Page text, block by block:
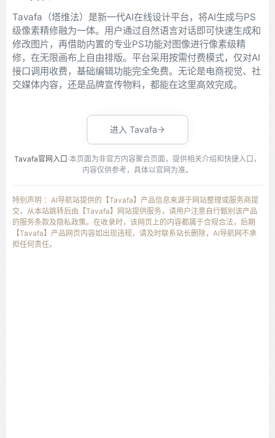
Tavafa（塔维法）是新一代AI在线设计平台，将AI生成与PS
级像素精修融为一体。用户通过自然语言对话即可快速生成和
修改图片，再借助内置的专业PS功能对图像进行像素级精
修，在无限画布上自由排版。平台采用按需付费模式，仅对AI
接口调用收费，基础编辑功能完全免费。无论是电商视觉、社
交媒体内容，还是品牌宣传物料，都能在这里高效完成。
进入 Tavafa
Tavafa官网入口 ·本页面为非官方内容聚合页面，提供相关介绍和快捷入口，
内容仅供参考，具体以官网为准。
特别声明 ：AI导航站提供的【Tavafa】产品信息来源于网站整理或服务商提
交，从本站跳转后由【Tavafa】网站提供服务，请用户注意自行甄别该产品
的服务条款及隐私政策。在收录时，该网页上的内容都属于合规合法，后期
【Tavafa】产品网页内容如出现违规，请及时联系站长删除，AI导航网不承
担任何责任。